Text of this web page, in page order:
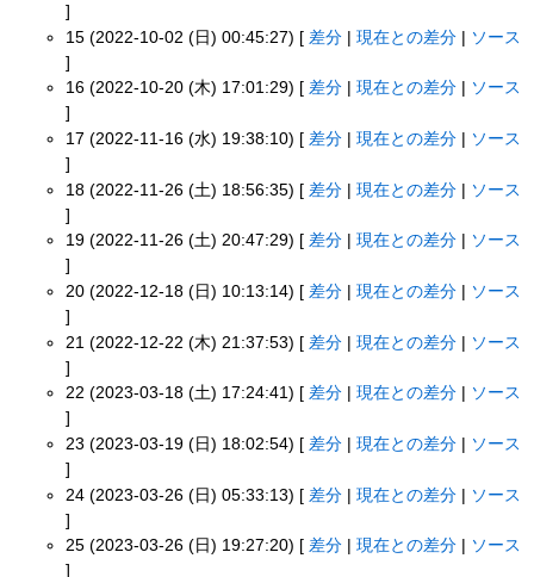
]
15 (2022-10-02 (日) 00:45:27) [ 差分 |現在との差分 | ソース
]
16 (2022-10-20 (木) 17:01:29) [ 差分 |現在との差分
ソース
]
17 (2022-11-16 (水) 19:38:10) [ 差分 |現在との差分
ソース
]
18 (2022-11-26 (土) 18:56:35) [ 差分 |現在との差分 | ソース
]
19 (2022-11-26 (土) 20:47:29) [ 差分 |現在との差分
ソース
]
20 (2022-12-18 (日) 10:13:14) [ 差分 |現在との差分
ソース
]
21 (2022-12-22 (木) 21:37:53) [ 差分 |現在との差分 | ソース
]
22 (2023-03-18 (土) 17:24:41) [ 差分 |現在との差分
ソース
]
23 (2023-03-19 (日) 18:02:54) [ 差分 |現在との差分
ソース
]
24 (2023-03-26 (日) 05:33:13) [ 差分 |現在との差分 | ソース
]
25 (2023-03-26 (日) 19:27:20) [ 差分 |現在との差分
ソース
]